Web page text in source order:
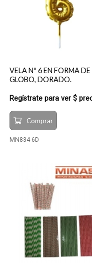
VELA Nº 6 EN FORMA DE
GLOBO, DORADO.
Regístrate para ver $
Comprar
MN834-6D